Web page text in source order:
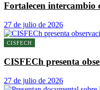
Fortalecen intercambio
27 de julio de 2026
CISFECH
CISFECh presenta
27 de julio de 2026